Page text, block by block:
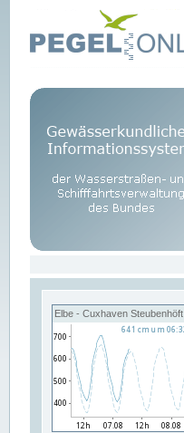
Elbe - Cuxhaven Steubenhöft